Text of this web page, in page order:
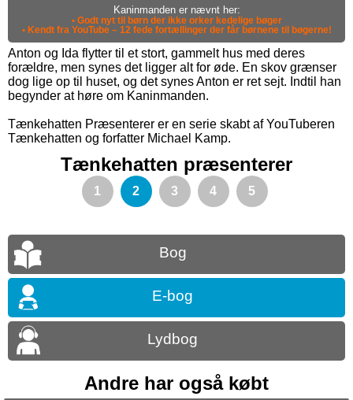
Kaninmanden er nævnt her:
• Godt nyt til børn der ikke orker kedelige bøger
• Kendt fra YouTube – 12 fede fortællinger der får børnene til bøgerne!
Anton og Ida flytter til et stort, gammelt hus med deres
forældre, men synes det ligger alt for øde. En skov grænser
dog lige op til huset, og det synes Anton er ret sejt. Indtil han
begynder at høre om Kaninmanden.
Tænkehatten Præsenterer er en serie skabt af YouTuberen
Tænkehatten og forfatter Michael Kamp.
Tænkehatten præsenterer
1 2 3 4 5
Bog
E-bog
Lydbog
Andre har også købt